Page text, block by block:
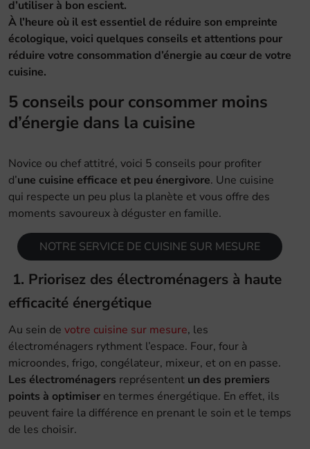
d’utiliser à bon escient.
À l’heure où il est essentiel de réduire son empreinte
écologique, voici quelques conseils et attentions pour
réduire votre consommation d’énergie au cœur de votre
cuisine.
5 conseils pour consommer moins
d’énergie dans la cuisine
Novice ou chef attitré, voici 5 conseils pour profiter
d’une cuisine efficace et peu énergivore. Une cuisine
qui respecte un peu plus la planète et vous offre des
moments savoureux à déguster en famille.
NOTRE SERVICE DE CUISINE SUR MESURE
1. Priorisez des électroménagers à haute
efficacité énergétique
Au sein de votre cuisine sur mesure, les
électroménagers rythment l’espace. Four, four à
microondes, frigo, congélateur, mixeur, et on en passe.
Les électroménagers représentent un des premiers
points à optimiser en termes énergétique. En effet, ils
peuvent faire la différence en prenant le soin et le temps
de les choisir.